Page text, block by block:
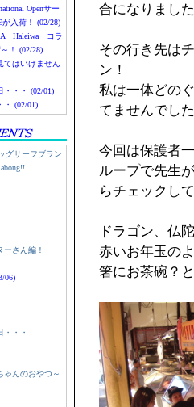
Openサー
入荷！ (02/28)
Haleiwa コラ
！ (02/28)
てはいけません
・・・ (02/01)
・ (02/01)
グサーフブラン
さん編！
06)
・・
ゃんのおやつ～
合になりまし
その行き先は
ン！
私は一体どの
てませんでし
今回は保護者
ループで先生
らチェックし
ドラゴン、仏
赤いお年玉の
箸にお茶碗？